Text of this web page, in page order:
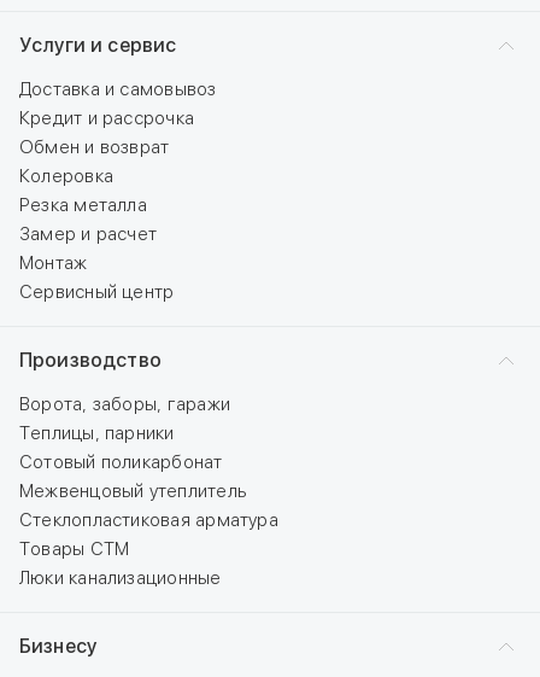
Услуги и сервис
Доставка и самовывоз
Кредит и рассрочка
Обмен и возврат
Колеровка
Резка металла
Замер и расчет
Монтаж
Сервисный центр
Производство
Ворота, заборы, гаражи
Теплицы, парники
Сотовый поликарбонат
Межвенцовый утеплитель
Стеклопластиковая арматура
Товары СТМ
Люки канализационные
Бизнесу